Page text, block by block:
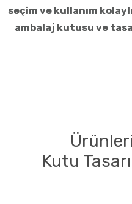
seçim ve kullanım
ambalaj kutusu ve
Kutu